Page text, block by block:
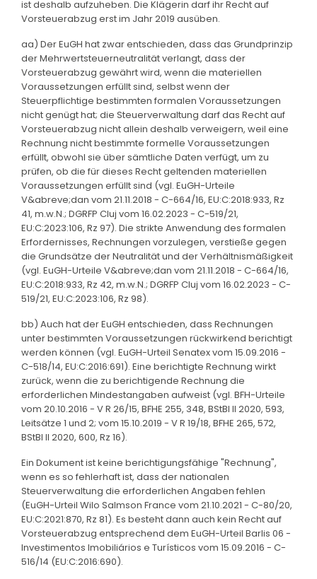
ist deshalb aufzuheben. Die Klägerin darf ihr Recht auf
Vorsteuerabzug erst im Jahr 2019 ausüben.
aa) Der EuGH hat zwar entschieden, dass das Grundprinzip
der Mehrwertsteuerneutralität verlangt, dass der
Vorsteuerabzug gewährt wird, wenn die materiellen
Voraussetzungen erfüllt sind, selbst wenn der
Steuerpflichtige bestimmten formalen Voraussetzungen
nicht genügt hat; die Steuerverwaltung darf das Recht auf
Vorsteuerabzug nicht allein deshalb verweigern, weil eine
Rechnung nicht bestimmte formelle Voraussetzungen
erfüllt, obwohl sie über sämtliche Daten verfügt, um zu
prüfen, ob die für dieses Recht geltenden materiellen
Voraussetzungen erfüllt sind (vgl. EuGH-Urteile
V&abreve;dan vom 21.11.2018 - C-664/16, EU:C:2018:933, Rz
41, m.w.N.; DGRFP Cluj vom 16.02.2023 - C-519/21,
EU:C:2023:106, Rz 97). Die strikte Anwendung des formalen
Erfordernisses, Rechnungen vorzulegen, verstieße gegen
die Grundsätze der Neutralität und der Verhältnismäßigkeit
(vgl. EuGH-Urteile V&abreve;dan vom 21.11.2018 - C-664/16,
EU:C:2018:933, Rz 42, m.w.N.; DGRFP Cluj vom 16.02.2023 - C-
519/21, EU:C:2023:106, Rz 98).
bb) Auch hat der EuGH entschieden, dass Rechnungen
unter bestimmten Voraussetzungen rückwirkend berichtigt
werden können (vgl. EuGH-Urteil Senatex vom 15.09.2016 -
C-518/14, EU:C:2016:691). Eine berichtigte Rechnung wirkt
zurück, wenn die zu berichtigende Rechnung die
erforderlichen Mindestangaben aufweist (vgl. BFH-Urteile
vom 20.10.2016 - V R 26/15, BFHE 255, 348, BStBl II 2020, 593,
Leitsätze 1 und 2; vom 15.10.2019 - V R 19/18, BFHE 265, 572,
BStBl II 2020, 600, Rz 16).
Ein Dokument ist keine berichtigungsfähige "Rechnung",
wenn es so fehlerhaft ist, dass der nationalen
Steuerverwaltung die erforderlichen Angaben fehlen
(EuGH-Urteil Wilo Salmson France vom 21.10.2021 - C-80/20,
EU:C:2021:870, Rz 81). Es besteht dann auch kein Recht auf
Vorsteuerabzug entsprechend dem EuGH-Urteil Barlis 06 -
Investimentos Imobiliários e Turísticos vom 15.09.2016 - C-
516/14 (EU:C:2016:690).